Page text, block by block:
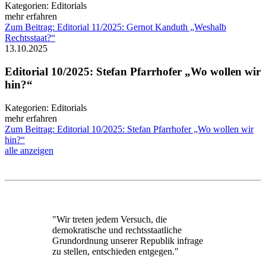
Kategorien: Editorials
mehr erfahren
Zum Beitrag: Editorial 11/2025: Gernot Kanduth „Weshalb
Rechtsstaat?“
13.10.2025
Editorial 10/2025: Stefan Pfarrhofer „Wo wollen wir
hin?“
Kategorien: Editorials
mehr erfahren
Zum Beitrag: Editorial 10/2025: Stefan Pfarrhofer „Wo wollen wir
hin?“
alle anzeigen
"Wir treten jedem Versuch, die
demokratische und rechtsstaatliche
Grundordnung unserer Republik infrage
zu stellen, entschieden entgegen."